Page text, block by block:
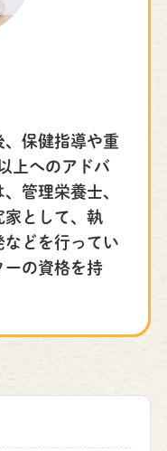
、保健指導や重
上へのアドバ
管理栄養士、
家として、執
どを行ってい
ーの資格を持